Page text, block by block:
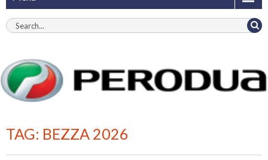
TAG: BEZZA 2026